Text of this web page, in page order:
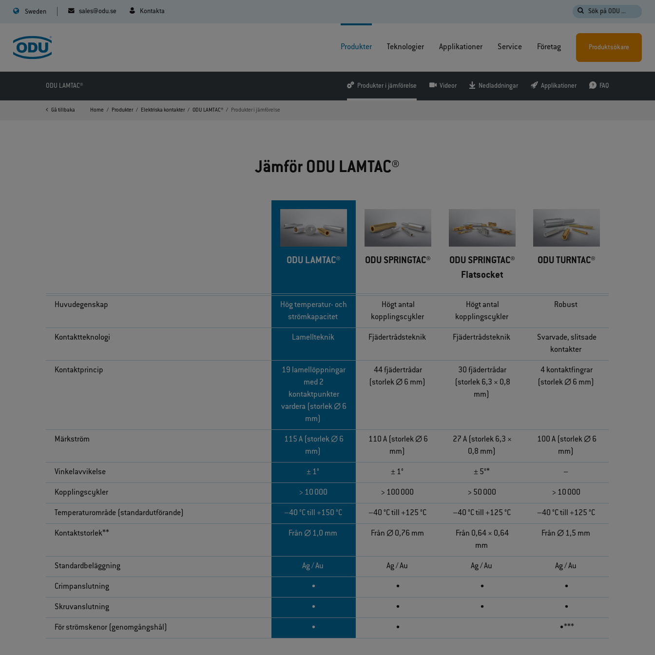
Sweden sales@odu.se Kontakta Sök på ODU ...
Produkter Teknologier Applikationer Service Företag Produktsökare
ODU LAMTAC® Produkter i jämförelse Videor Nedladdningar Applikationer FAQ
Gå tillbaka Home Produkter Elektriska kontakter ODU LAMTAC® Produkter i jämförelse
Jämför ODU LAMTAC®
ODU LAMTAC® ODU SPRINGTAC®
ODU SPRINGTAC®
Flatsocket
ODU TURNTAC®
Huvudegenskap
Hög temperatur‑ och
strömkapacitet
Högt antal
kopplingscykler
Högt antal
kopplingscykler
Robust
Kontaktteknologi Lamellteknik Fjädertrådsteknik Fjädertrådsteknik
Svarvade, slitsade
kontakter
Kontaktprincip
19 lamellöppningar
med 2
kontaktpunkter
vardera (storlek ∅ 6
mm)
44 fjädertrådar
(storlek ∅ 6 mm)
30 fjädertrådar
(storlek 6,3 × 0,8
mm)
4 kontaktfingrar
(storlek ∅ 6 mm)
Märkström
115 A (storlek ∅ 6
mm)
110 A (storlek ∅ 6
mm)
27 A (storlek 6,3 ×
0,8 mm)
100 A (storlek ∅ 6
mm)
Vinkelavvikelse ± 1° ± 1° ± 5°* –
Kopplingscykler > 10 000 > 100 000 > 50 000 > 10 000
Temperaturområde (standardutförande) –40 °C till +150 °C –40 °C till +125 °C –40 °C till +125 °C –40 °C till +125 °C
Kontaktstorlek** Från ∅ 1,0 mm Från ∅ 0,76 mm
Från 0,64 × 0,64
mm
Från ∅ 1,5 mm
Standardbeläggning Ag / Au Ag / Au Ag / Au Ag / Au
Crimpanslutning • • • •
Skruvanslutning • • • •
För strömskenor (genomgångshål) • • •***